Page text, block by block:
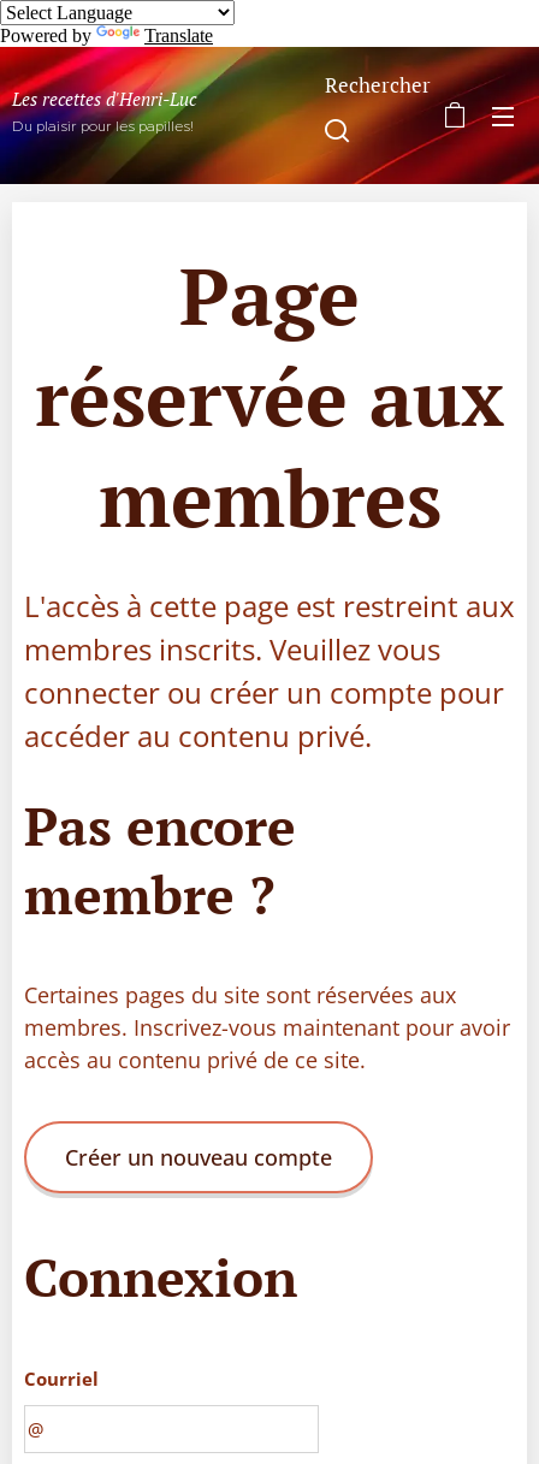
Powered by Translate
Les recettes d'Henri-Luc
Du plaisir pour les papilles!
Rechercher
Page
réservée aux
membres
L'accès à cette page est restreint aux
membres inscrits. Veuillez vous
connecter ou créer un compte pour
accéder au contenu privé.
Pas encore
membre ?
Certaines pages du site sont réservées aux
membres. Inscrivez-vous maintenant pour avoir
accès au contenu privé de ce site.
Créer un nouveau compte
Connexion
Courriel